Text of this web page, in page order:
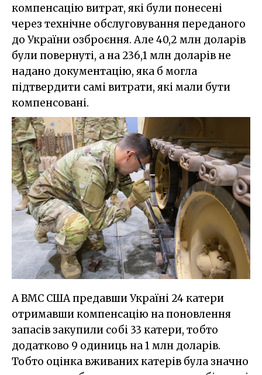
компенсацію витрат, які були понесені
через технічне обслуговування переданого
до України озброєння. Але 40,2 млн доларів
були повернуті, а на 236,1 млн доларів не
надано документацію, яка б могла
підтвердити самі витрати, які мали бути
компенсовані.
А ВМС США предавши Україні 24 катери
отримавши компенсацію на поновлення
запасів закупили собі 33 катери, тобто
додатково 9 одиниць на 1 млн доларів.
Тобто оцінка вживаних катерів була значно